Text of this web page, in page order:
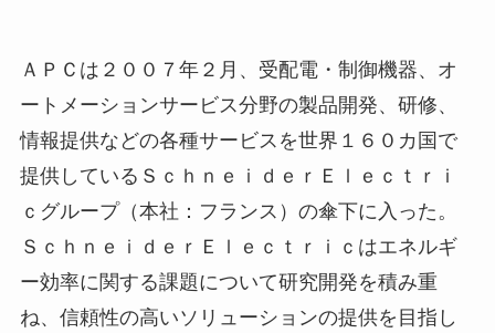
ＡＰＣは２００７年２月、受配電・制御機器、オ
ートメーションサービス分野の製品開発、研修、
情報提供などの各種サービスを世界１６０カ国で
提供しているＳｃｈｎｅｉｄｅｒＥｌｅｃｔｒｉ
ｃグループ（本社：フランス）の傘下に入った。
ＳｃｈｎｅｉｄｅｒＥｌｅｃｔｒｉｃはエネルギ
ー効率に関する課題について研究開発を積み重
ね、信頼性の高いソリューションの提供を目指し